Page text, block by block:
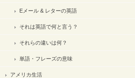
Eメール & レターの英語
それは英語で何と言う？
それらの違いは何？
単語・フレーズの意味
アメリカ生活